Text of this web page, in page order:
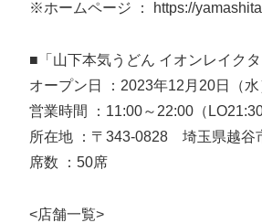
※ホームページ ： https://
■「山下本気うどん イオンレイク
オープン日 ：2023年12月20日（水
営業時間 ：11:00～22:00（LO21:30
所在地 ：〒343-0828 埼玉県越谷
席数 ：50席
<店舗一覧>